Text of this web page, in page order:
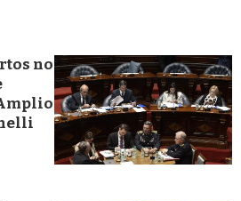
e
d
a
no